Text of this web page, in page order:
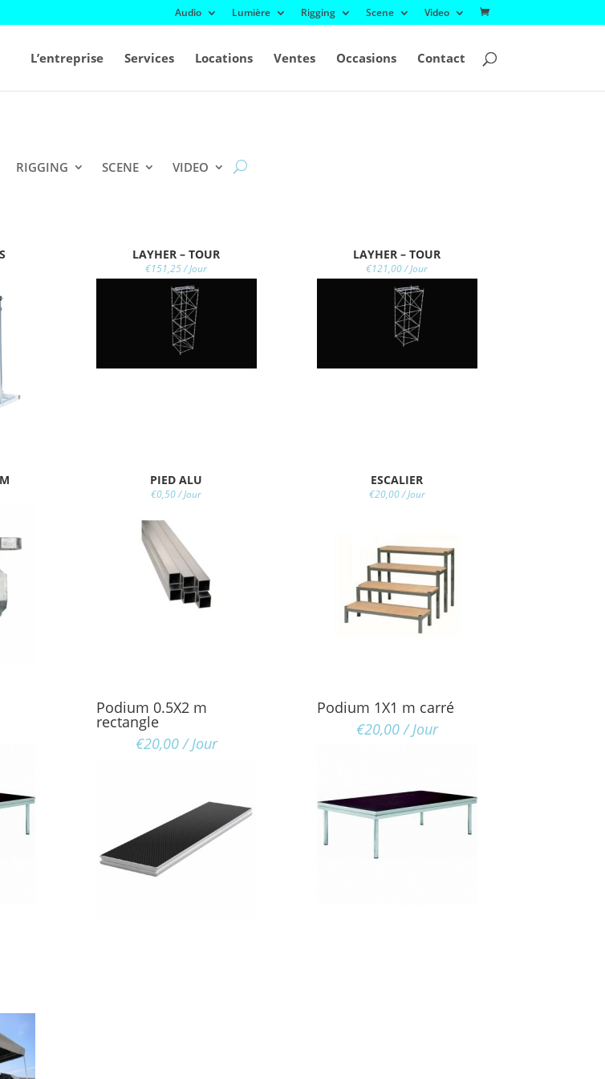
Audio Lumière Rigging Scene Video
L’entreprise Services Locations Ventes Occasions Contact
RIGGING SCENE VIDEO
LAYHER – TOUR
€151,25/ Jour
LAYHER – TOUR
€121,00/ Jour
PIED ALU
€0,50/ Jour
ESCALIER
€20,00/ Jour
Podium 0.5X2 m
rectangle
€20,00/ Jour
Podium 1X1 m carré
€20,00/ Jour